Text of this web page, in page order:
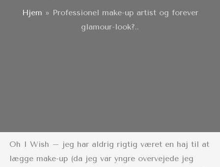
Hjem » Professionel make-up artist og forever
glamour-look?..
Oh I Wish – jeg har aldrig rigtig været en haj til at
lægge make-up (da jeg var yngre overvejede jeg